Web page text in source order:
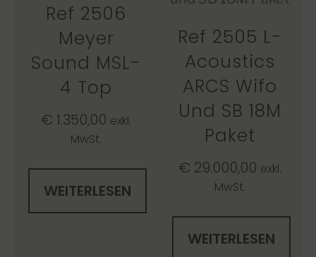
Ref 2506
Meyer
Sound MSL-
4 Top
€ 1.350,00 exkl.
MwSt.
WEITERLESEN
Ref 2505 L-
Acoustics
ARCS Wifo
Und SB 18M
Paket
€ 29.000,00 exkl.
MwSt.
WEITERLESEN